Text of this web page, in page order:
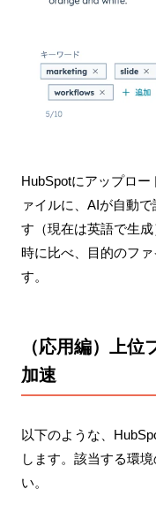
HubSpotにアップロ
ァイルに、AIが自動
す（現在は英語で生
時に比べ、目的のフ
す。
（応用編）上
加速
以下のような、
します。該当する環
い。